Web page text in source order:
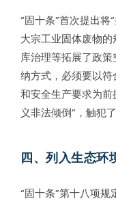
“固十条”首次提出将
大宗工业固体废物
库治理等拓展了政
纳方式，必须要以
和安全生产要求为
义非法倾倒”，触犯
四、列入生态环
“固十条”第十八项